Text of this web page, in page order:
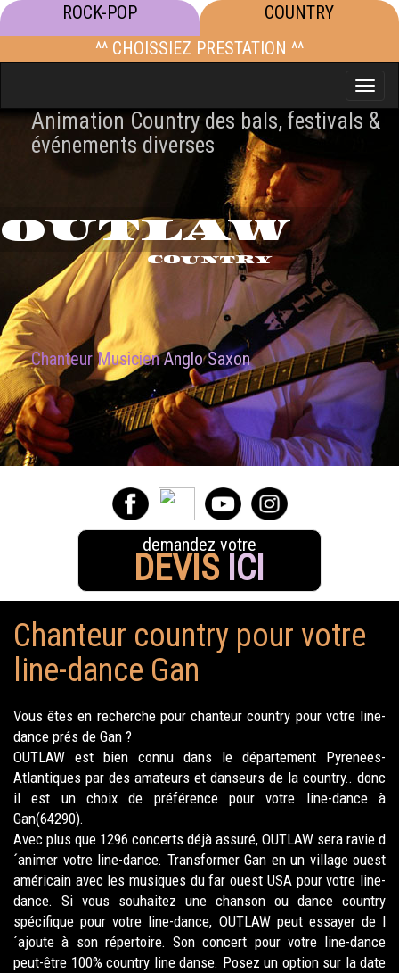
ROCK-POP
COUNTRY
^^ CHOISSIEZ PRESTATION ^^
Toggle
Animation Country des bals, festivals &
événements diverses
OUTLAW
COUNTRY
Chanteur MusicienAnglo Saxon
demandez votre
DEVIS ICI
Chanteur country pour votre
line-dance Gan
Vous êtes en recherche pour chanteur country pour votre line-
dance prés de Gan ?
OUTLAW est bien connu dans le département Pyrenees-
Atlantiques par des amateurs et danseurs de la country.. donc
il est un choix de préférence pour votre line-dance à
Gan(64290).
Avec plus que 1296 concerts déjà assuré, OUTLAW sera ravie d
´animer votre line-dance. Transformer Gan en un village ouest
américain avec les musiques du far ouest USA pour votre line-
dance. Si vous souhaitez une chanson ou dance country
spécifique pour votre line-dance, OUTLAW peut essayer de l
´ajoute à son répertoire. Son concert pour votre line-dance
peut-être 100% country line danse. Posez un option sur la date